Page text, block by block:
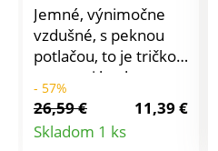
Jemné, výnimočne
vzdušné, s peknou
potlačou, to je tričko
zo zmesi bavlny a
viskózy. Okrúhly
výstrih. Krátke rukávy
s ohrnutím. Voľné
- 57%
26,59 €
11,39 €
Skladom 1 ks
Detail